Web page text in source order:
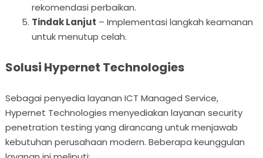
rekomendasi perbaikan.
Tindak Lanjut – Implementasi langkah keamanan
untuk menutup celah.
Solusi Hypernet Technologies
Sebagai penyedia layanan ICT Managed Service,
Hypernet Technologies menyediakan layanan security
penetration testing yang dirancang untuk menjawab
kebutuhan perusahaan modern. Beberapa keunggulan